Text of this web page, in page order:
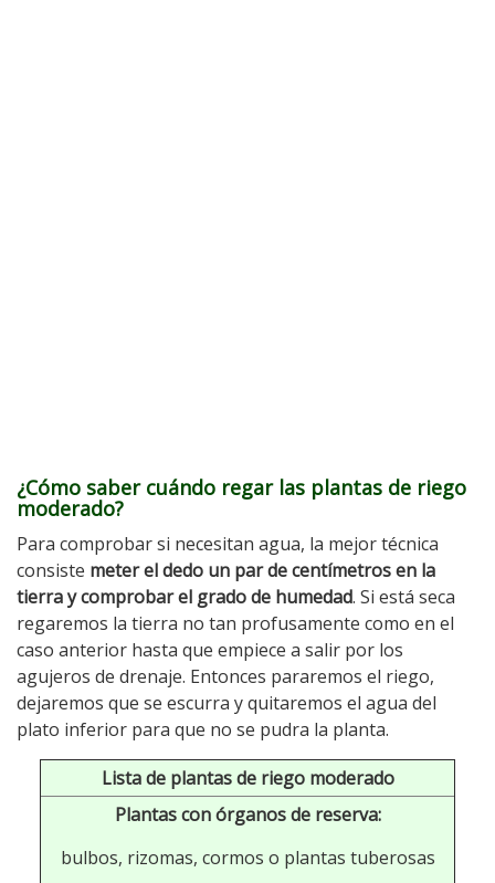
¿Cómo saber cuándo regar las plantas de riego
moderado?
Para comprobar si necesitan agua, la mejor técnica
consiste meter el dedo un par de centímetros en la
tierra y comprobar el grado de humedad. Si está seca
regaremos la tierra no tan profusamente como en el
caso anterior hasta que empiece a salir por los
agujeros de drenaje. Entonces pararemos el riego,
dejaremos que se escurra y quitaremos el agua del
plato inferior para que no se pudra la planta.
Lista de plantas de riego moderado
Plantas con órganos de reserva:
bulbos, rizomas, cormos o plantas tuberosas